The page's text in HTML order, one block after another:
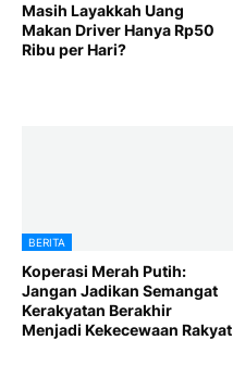
Masih Layakkah Uang
Makan Driver Hanya Rp50
Ribu per Hari?
BERITA
Koperasi Merah Putih:
Jangan Jadikan Semangat
Kerakyatan Berakhir
Menjadi Kekecewaan Rakyat